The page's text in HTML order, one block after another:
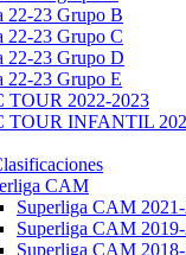
22-23 Grupo B
22-23 Grupo C
22-23 Grupo D
22-23 Grupo E
TOUR 2022-2023
TOUR INFANTIL
CAM
Superliga CAM
Superliga CAM
Superliga CAM